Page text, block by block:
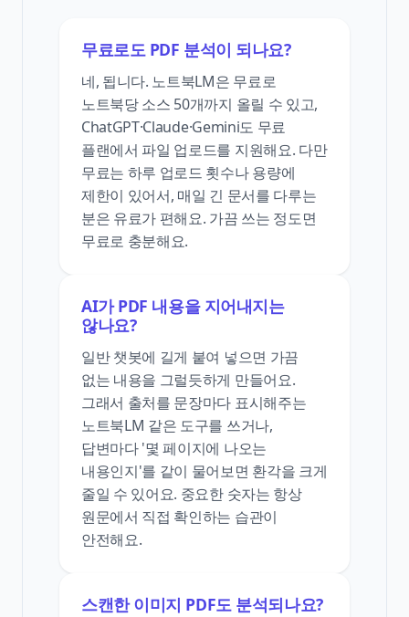
무료로도 PDF 분석이 되나요?
네, 됩니다. 노트북LM은 무료로
노트북당 소스 50개까지 올릴 수 있고,
ChatGPT·Claude·Gemini도 무료
플랜에서 파일 업로드를 지원해요. 다만
무료는 하루 업로드 횟수나 용량에
제한이 있어서, 매일 긴 문서를 다루는
분은 유료가 편해요. 가끔 쓰는 정도면
무료로 충분해요.
AI가 PDF 내용을 지어내지는
않나요?
일반 챗봇에 길게 붙여 넣으면 가끔
없는 내용을 그럴듯하게 만들어요.
그래서 출처를 문장마다 표시해주는
노트북LM 같은 도구를 쓰거나,
답변마다 '몇 페이지에 나오는
내용인지'를 같이 물어보면 환각을 크게
줄일 수 있어요. 중요한 숫자는 항상
원문에서 직접 확인하는 습관이
안전해요.
스캔한 이미지 PDF도 분석되나요?